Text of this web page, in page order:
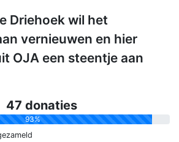
Driehoek wil het
vernieuwen en hier
OJA een steentje aan
47 donaties
93%